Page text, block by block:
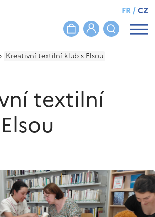
FR/CZ
› Kreativní textilní klub s Elsou
textilní